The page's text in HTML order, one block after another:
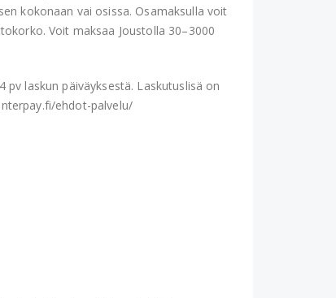
kokonaan vai osissa. Osamaksulla voit
Voit maksaa Joustolla 30–3000
laskun päiväyksestä. Laskutuslisä on
ehdot-palvelu/